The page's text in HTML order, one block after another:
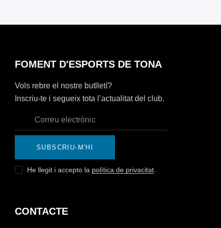
FOMENT D'ESPORTS DE TONA
Vols rebre el nostre butlletí?
Inscriu-te i segueix tota l’actualitat del club.
SUBSCRIU-M'HI
He llegit i accepto la política de privacitat
CONTACTE